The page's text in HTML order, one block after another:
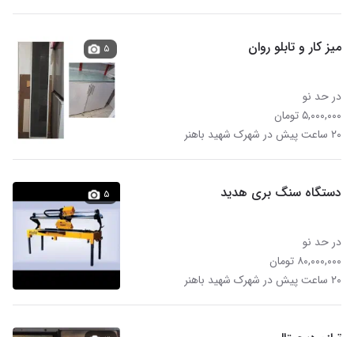
میز کار و تابلو روان
در حد نو
۵,۰۰۰,۰۰۰ تومان
۲۰ ساعت پیش در شهرک شهید باهنر
۵
دستگاه سنگ بری هدید
در حد نو
۸۰,۰۰۰,۰۰۰ تومان
۲۰ ساعت پیش در شهرک شهید باهنر
۵